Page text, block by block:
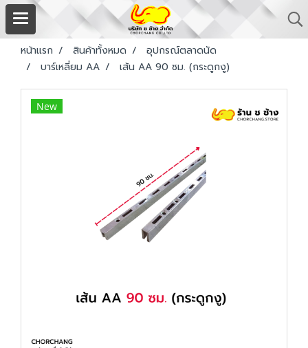
หน้าแรก สินค้าทั้งหมด
อุปกรณ์ตลาดนัด
บาร์เหลี่ยม AA
เส้น AA 90 ซม. (กระดูกงู)
New